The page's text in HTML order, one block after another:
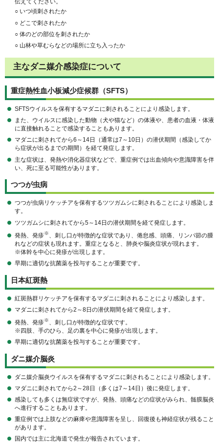
○ いつ頃刺されたか
○ どこで刺されたか
○ 体のどの部位を刺されたか
○ 山林や草むらなどの場所に立ち入ったか
主なダニ媒介感染症について
重症熱性血小板減少症候群（SFTS）
SFTSウイルスを保有するマダニに刺されることにより感染します。
また、ウイルスに感染した動物（犬や猫など）の体液や、患者の血液・体液
に直接触れることで感染することもあります。
マダニに刺されてから6～14日（通常は7～10日）の潜伏期間（感染してか
ら症状が出るまでの期間）を経て発症します。
主な症状は、発熱や消化器症状などで、重症例では出血傾向や意識障害を伴
い、死に至る可能性があります。
つつが虫病
つつが虫病リケッチアを保有するツツガムシに刺されることにより感染しま
す。
ツツガムシに刺されてから5～14日の潜伏期間を経て発症します。
発熱、発疹※
、刺し口が特徴的な症状であり、倦怠感、頭痛、リンパ節の腫
れなどの症状も現れます。重症となると、肺炎や脳炎症状が現れます。
※体幹を中心に発疹が出現します。
早期に適切な抗菌薬を投与することが重要です。
日本紅斑熱
紅斑熱群リケッチアを保有するマダニに刺されることにより感染します。
マダニに刺されてから2～8日の潜伏期間を経て発症します。
発熱、発疹※、刺し口が特徴的な症状です。
※四肢、手のひら、足の裏を中心に発疹が出現します。
早期に適切な抗菌薬を投与することが重要です。
ダニ媒介脳炎
ダニ媒介脳炎ウイルスを保有するマダニに刺されることにより感染します。
マダニに刺されてから2～28日（多くは7～14日）後に発症します。
感染しても多くは無症状ですが、発熱、頭痛などの症状がみられ、髄膜脳炎
へ進行することもあります。
重症例では上肢などの麻痺や意識障害を呈し、回復後も神経症状が残ること
があります。
国内では主に北海道で発生が報告されています。